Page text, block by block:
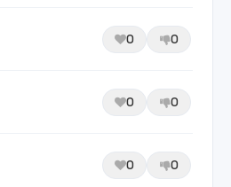
0 0
0 0
0 0